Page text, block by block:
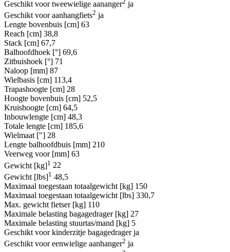
Geschikt voor tweewielige aananger
ja
Geschikt voor aanhangfiets2 ja
Lengte bovenbuis [cm] 63
Reach [cm] 38,8
Stack [cm] 67,7
Balhoofdhoek [°] 69,6
Zitbuishoek [°] 71
Naloop [mm] 87
Wielbasis [cm] 113,4
Trapashoogte [cm] 28
Hoogte bovenbuis [cm] 52,5
Kruishoogte [cm] 64,5
Inbouwlengte [cm] 48,3
Totale lengte [cm] 185,6
Wielmaat ["] 28
Lengte balhoofdbuis [mm] 210
Veerweg voor [mm] 63
Gewicht [kg]1 22
Gewicht [lbs]1 48,5
Maximaal toegestaan totaalgewicht [kg] 150
Maximaal toegestaan totaalgewicht [lbs] 330,7
Max. gewicht fietser [kg] 110
Maximale belasting bagagedrager [kg] 27
Maximale belasting stuurtas/mand [kg] 5
Geschikt voor kinderzitje bagagedrager ja
Geschikt voor eenwielige aanhanger2 ja